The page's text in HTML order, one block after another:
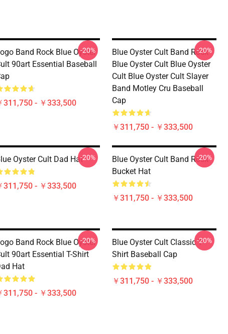
Band Rock Blue Oyster
90art Essential Baseball
311,750 - ￥333,500
-20%
Blue Oyster Cult Band Rock
Blue Oyster Cult Blue Oyster
Cult Blue Oyster Cult Slayer
Band Motley Cru Baseball
Cap
￥311,750 - ￥333,500
-20%
Oyster Cult Dad Hat
311,750 - ￥333,500
-20%
Blue Oyster Cult Band Rock
Bucket Hat
￥311,750 - ￥333,500
-20%
Band Rock Blue Oyster
90art Essential T-Shirt
Hat
311,750 - ￥333,500
-20%
Blue Oyster Cult Classic T-
Shirt Baseball Cap
￥311,750 - ￥333,500
-20%